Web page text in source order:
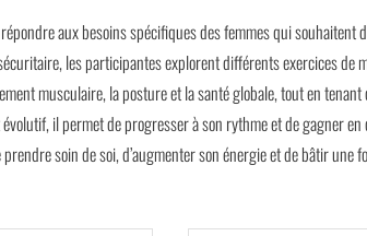
aux besoins spécifiques des femmes qui
les participantes explorent différents exercices de
musculaire, la posture et la santé globale, tout en
il permet de progresser à son rythme et de gagner
prendre soin de soi, d’augmenter son énergie et de bâtir une